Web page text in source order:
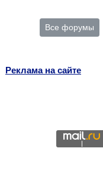
Все форумы
Реклама на сайте